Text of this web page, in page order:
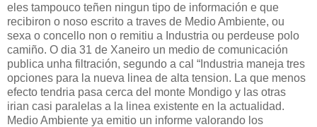
eles tampouco teñen ningun tipo de información e que
recibiron o noso escrito a traves de Medio Ambiente, ou
sexa o concello non o remitiu a Industria ou perdeuse polo
camiño. O dia 31 de Xaneiro un medio de comunicación
publica unha filtración, segundo a cal “Industria maneja tres
opciones para la nueva linea de alta tension. La que menos
efecto tendria pasa cerca del monte Mondigo y las otras
irian casi paralelas a la linea existente en la actualidad.
Medio Ambiente ya emitio un informe valorando los